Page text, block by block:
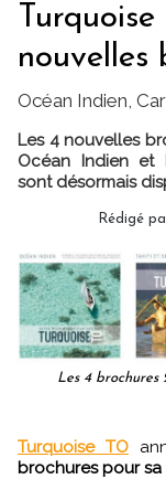
nouvelles
Océan Indien,
Les 4 nouvelles
Océan Indien et
sont désormais
Rédigé
Les 4 brochures
Turquoise TO
brochures pour